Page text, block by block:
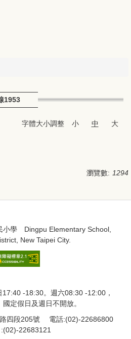
1953
字體大小調整 小 中
大
瀏覽數: 1294
小學 Dingpu Elementary School,
New Taipei City.
17:40 -18:30。週六08:30 -12:00，
定假日及週日不開放。
路四段205號 電話:(02)-22686800
22683121